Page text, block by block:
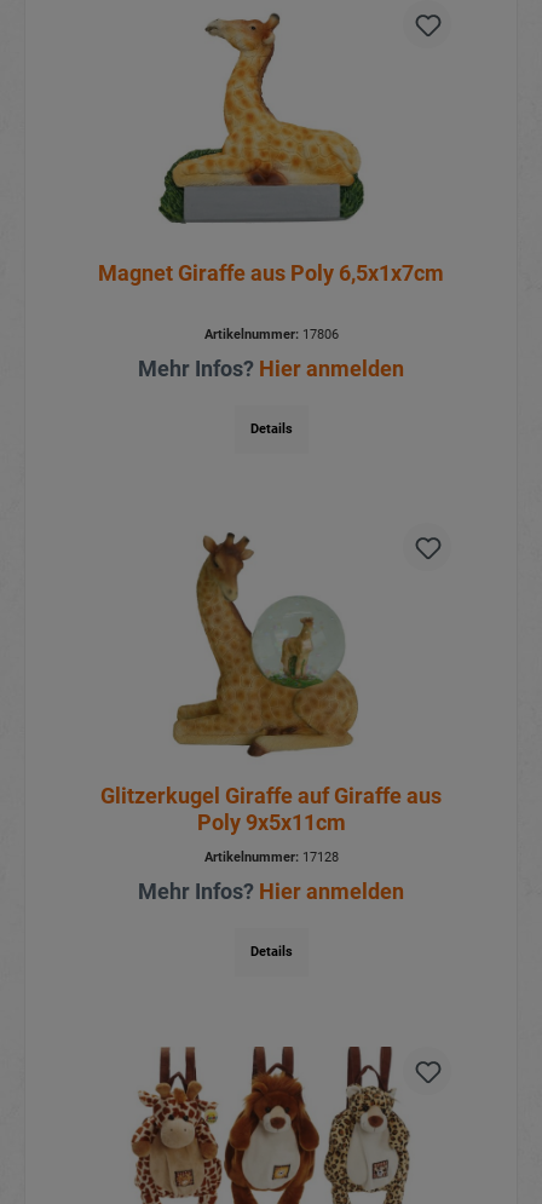
Magnet Giraffe aus Poly 6,5x1x7cm
Artikelnummer:17806
Mehr Infos? Hier anmelden
Details
Glitzerkugel Giraffe auf Giraffe aus
Poly 9x5x11cm
Artikelnummer:17128
Mehr Infos? Hier anmelden
Details